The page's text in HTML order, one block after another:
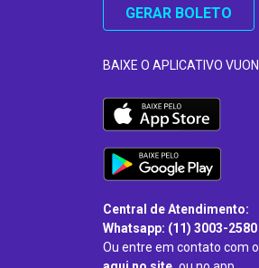
GERAR BOLETO
BAIXE O APLICATIVO VUON
Central de Atendimento:
Whatsapp: (11) 3003-2580
Ou entre em contato com o